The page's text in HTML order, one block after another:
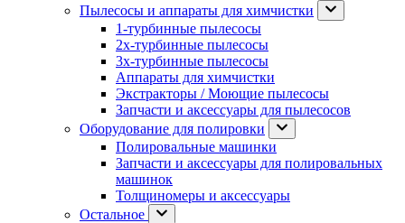
Пылесосы и аппараты для химчистки
1-турбинные пылесосы
2х-турбинные пылесосы
3х-турбинные пылесосы
Аппараты для химчистки
Экстракторы / Моющие пылесосы
Запчасти и аксессуары для пылесосов
Оборудование для полировки
Полировальные машинки
Запчасти и аксессуары для полировальных
машинок
Толщиномеры и аксессуары
Остальное